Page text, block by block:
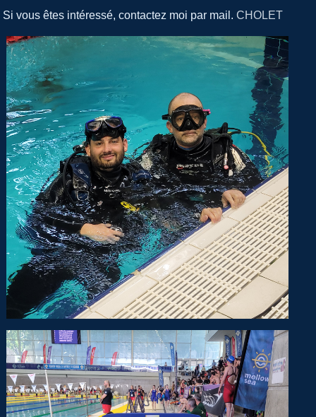
Si vous êtes intéressé, contactez moi par mail.CHOLET